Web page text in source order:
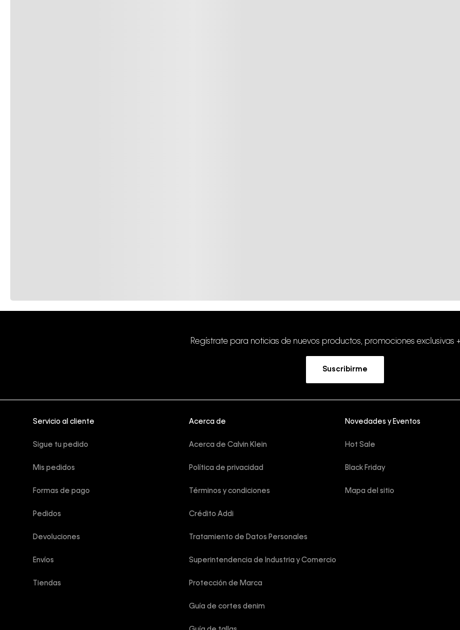
Regístrate para noticias de nuevos productos, promociones exclusivas
Suscribirme
Servicio al cliente
Sigue tu pedido
Mis pedidos
Formas de pago
Pedidos
Devoluciones
Envíos
Tiendas
Acerca de
Acerca de Calvin Klein
Política de privacidad
Términos y condiciones
Crédito Addi
Tratamiento de Datos Personales
Superintendencia de Industria y Comercio
Protección de Marca
Guía de cortes denim
Novedades y Eventos
Hot Sale
Black Friday
Mapa del sitio